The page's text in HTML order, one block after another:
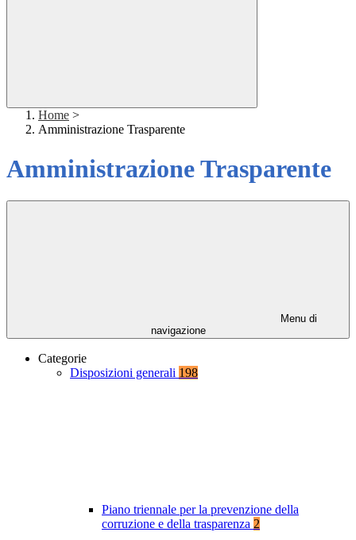
Home >
Amministrazione Trasparente
Amministrazione Trasparente
Menu di
navigazione
Categorie
Disposizioni generali 198
Piano triennale per la prevenzione della
corruzione e della trasparenza 2